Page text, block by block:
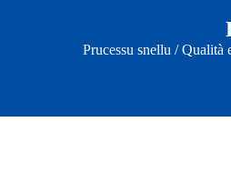
Prucessu snellu /